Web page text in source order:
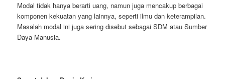
Modal tidak hanya berarti uang, namun juga mencakup berbagai
komponen kekuatan yang lainnya, seperti ilmu dan keterampilan.
Masalah modal ini juga sering disebut sebagai SDM atau Sumber
Daya Manusia.